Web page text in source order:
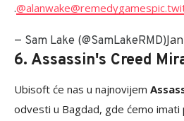
.@alanwake@remedygames
— Sam Lake (@SamLakeRMD)
6. Assassin's Creed
Ubisoft će nas u najnovijem
odvesti u Bagdad, gde ćemo imati